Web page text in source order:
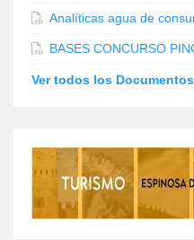
Analíticas agua de
BASES CONCURSO
Ver todos los Documentos